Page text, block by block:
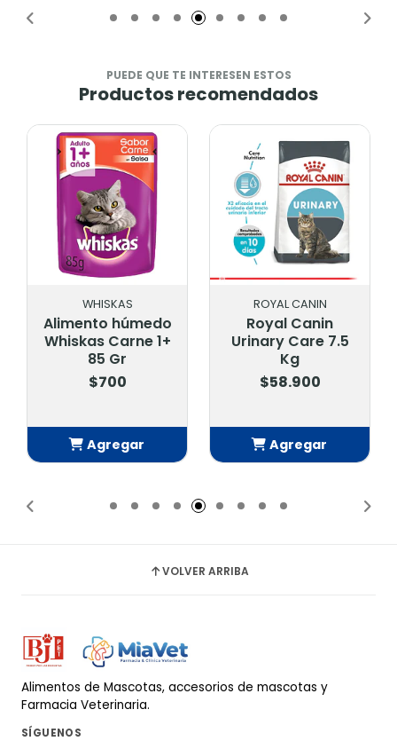
PUEDE QUE TE INTERESEN ESTOS
Productos recomendados
WHISKAS
Alimento húmedo
Whiskas Carne 1+
85 Gr
$700
Agregar
ROYAL CANIN
Royal Canin
Urinary Care 7.5
Kg
$58.900
Agregar
VOLVER ARRIBA
Alimentos de Mascotas, accesorios de mascotas y
Farmacia Veterinaria.
SÍGUENOS